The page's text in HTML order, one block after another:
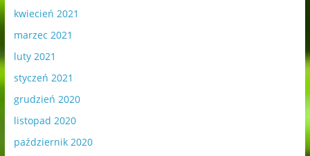
kwiecień 2021
marzec 2021
luty 2021
styczeń 2021
grudzień 2020
listopad 2020
październik 2020